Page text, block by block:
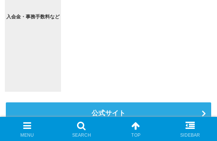
入会金・事務手数料など
公式サイト
MENU SEARCH TOP SIDEBAR